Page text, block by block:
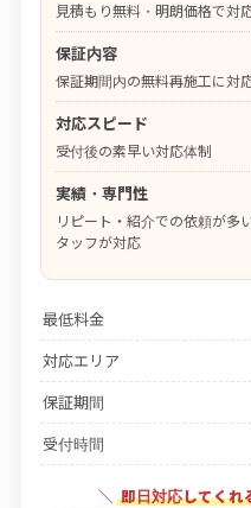
見積もり無料・明朗価格で対
保証内容
保証期間内の無料再施工に対
対応スピード
受付後の素早い対応体制
実績・専門性
リピート・紹介での依頼が多
タッフが対応
最低料金
対応エリア
保証期間
受付時間
＼ 即日対応してくれ